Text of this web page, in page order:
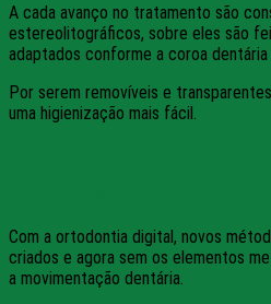
A cada avanço no tratamento são
estereolitográficos, sobre eles são
adaptados conforme a coroa
Por serem removíveis e
uma higienização mais fácil.
Com a ortodontia digital, novos
criados e agora sem os elementos
a movimentação dentária.